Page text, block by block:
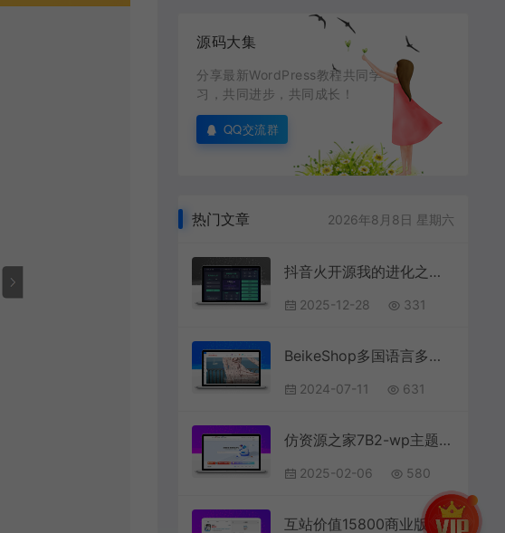
源码大集
分享最新WordPress教程共同学
习，共同进步，共同成长！
QQ交流群
热门文章 2026年8月8日 星期六
抖音火开源我的进化之路网页文字游戏源码带搭建教程
2025-12-28 331
BeikeShop多国语言多货币商城系统源码基于Laravel框架
2024-07-11 631
仿资源之家7B2-wp主题源码+搭建教程+一键采集
2025-02-06 580
互站价值15800商业版游戏陪玩陪聊系统最新源码破解版+视频教程+全套素材